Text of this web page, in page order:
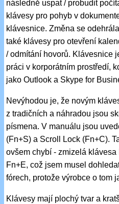
následně uspat / probudit
klávesy pro pohyb v
klávesnice. Změna se
také klávesy pro otevření
/ odmítání hovorů. Klávesnice
práci v korporátním prostředí,
jako Outlook a Skype for
Nevýhodou je, že novým
z tradičních a náhradou jsou
písmena. V manuálu jsou
(Fn+S) a Scroll Lock (Fn+C).
ovšem chybí - zmizelá
Fn+E, což jsem musel
fórech, protože výrobce o tom
Klávesy mají plochý tvar a